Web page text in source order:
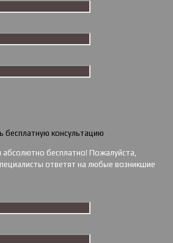
бесплатную консультацию
бесплатно! Пожалуйста,
ответят на любые возникшие